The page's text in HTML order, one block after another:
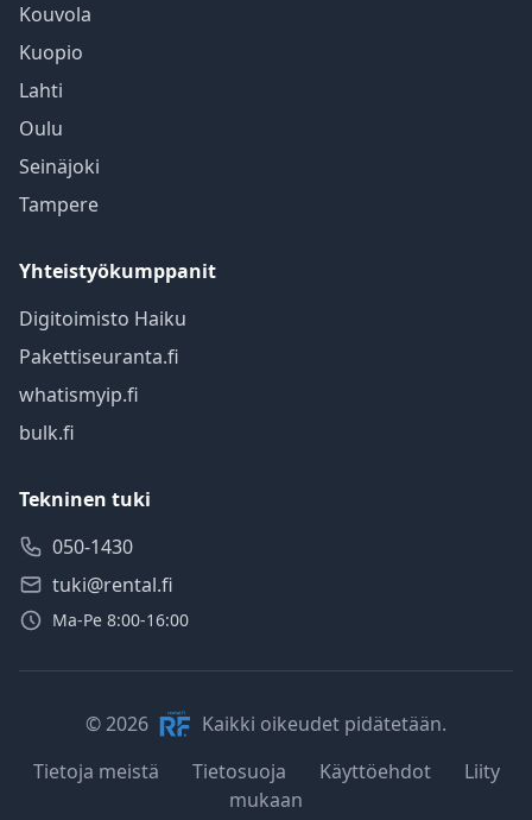
Kouvola
Kuopio
Lahti
Oulu
Seinäjoki
Tampere
Yhteistyökumppanit
Digitoimisto Haiku
Pakettiseuranta.fi
whatismyip.fi
bulk.fi
Tekninen tuki
050-1430
tuki@rental.fi
Ma-Pe 8:00-16:00
© 2026
Kaikki oikeudet pidätetään.
Tietoja meistä
Tietosuoja Käyttöehdot
Liity
mukaan